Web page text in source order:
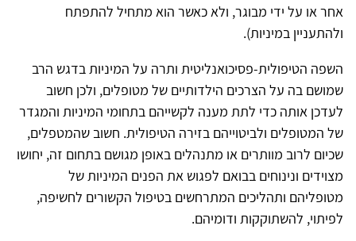
אחר או על ידי מבוגר, ולא כאשר הוא מתחיל להתפתח
ולהתעניין במיניות).
השפה הטיפולית-פסיכואנליטית ותרה על המיניות בדגש הרב
שמושם בה על הצרכים הילדותיים של מטופלים, ולכן חשוב
לעדכן אותה כדי לתת מענה לקשייהם בתחומי המיניות והמגדר
של המטופלים ולביטוייהם בזירה הטיפולית. חשוב שהמטפלים,
שכיום לרוב מוותרים או מתנהלים באופן מגושם בתחום זה, יחושו
מצוידים ונינוחים בבואם לפגוש את הפנים המיניות של
מטופליהם ותהליכים המתרחשים בטיפול הקשורים לחשיפה,
לפיתוי, להשתוקקות ודומיהם.